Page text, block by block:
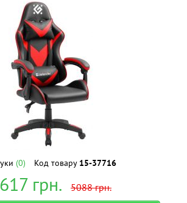
(0) Код товару 15-37716
грн. 5088грн.